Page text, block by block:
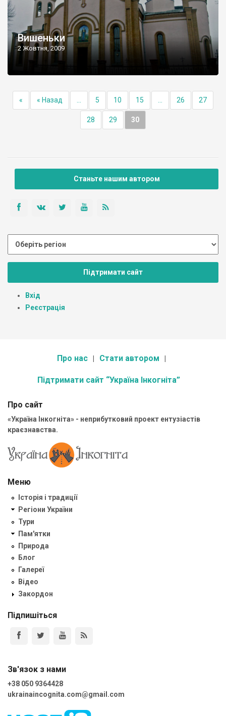
Вишеньки
2 Жовтня, 2009
« « Назад 5 10 15 26 27
28 29 30
Станьте нашим автором
Підтримати сайт
Вхід
Реєстрація
Про нас Стати автором
Підтримати сайт “Україна Інкогніта”
Про сайт
«Україна Інкогніта» - неприбутковий проект ентузіастів
краєзнавства.
Меню
Історія і традиції
Регіони України
Тури
Пам'ятки
Природа
Блог
Галереї
Відео
Закордон
Підпишіться
Зв'язок з нами
+38 050 9364428
ukrainaincognita.com@gmail.com